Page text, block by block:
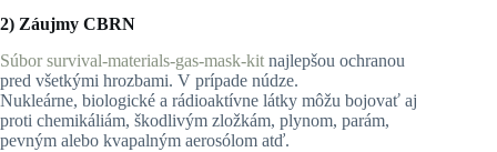
2) Záujmy CBRN
Súborsurvival-materials-gas-mask-kit najlepšou ochranou
pred všetkými hrozbami. V prípade núdze.
Nukleárne, biologické a rádioaktívne látky môžu bojovať aj
proti chemikáliám, škodlivým zložkám, plynom, parám,
pevným alebo kvapalným aerosólom atď.